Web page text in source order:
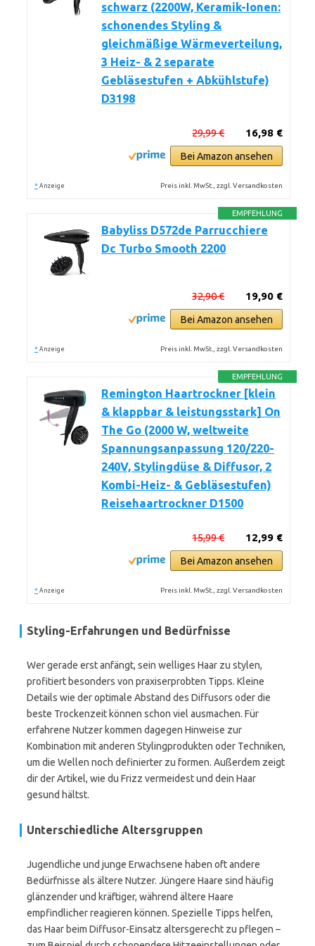
schwarz (2200W, Keramik-Ionen:
schonendes Styling &
gleichmäßige Wärmeverteilung,
3 Heiz- & 2 separate
Gebläsestufen + Abkühlstufe)
D3198
16,98 €
29,99 €
Bei Amazon ansehen
* Anzeige Preis inkl. MwSt., zzgl. Versandkosten
EMPFEHLUNG
Babyliss D572de Parrucchiere
Dc Turbo Smooth 2200
19,90 €
32,90 €
Bei Amazon ansehen
* Anzeige Preis inkl. MwSt., zzgl. Versandkosten
EMPFEHLUNG
Remington Haartrockner [klein
& klappbar & leistungsstark] On
The Go (2000 W, weltweite
Spannungsanpassung 120/220-
240V, Stylingdüse & Diffusor, 2
Kombi-Heiz- & Gebläsestufen)
Reisehaartrockner D1500
12,99 €
15,99 €
Bei Amazon ansehen
* Anzeige Preis inkl. MwSt., zzgl. Versandkosten
Styling-Erfahrungen und Bedürfnisse
Wer gerade erst anfängt, sein welliges Haar zu stylen,
profitiert besonders von praxiserprobten Tipps. Kleine
Details wie der optimale Abstand des Diffusors oder die
beste Trockenzeit können schon viel ausmachen. Für
erfahrene Nutzer kommen dagegen Hinweise zur
Kombination mit anderen Stylingprodukten oder Techniken,
um die Wellen noch definierter zu formen. Außerdem zeigt
dir der Artikel, wie du Frizz vermeidest und dein Haar
gesund hältst.
Unterschiedliche Altersgruppen
Jugendliche und junge Erwachsene haben oft andere
Bedürfnisse als ältere Nutzer. Jüngere Haare sind häufig
glänzender und kräftiger, während ältere Haare
empfindlicher reagieren können. Spezielle Tipps helfen,
das Haar beim Diffusor-Einsatz altersgerecht zu pflegen –